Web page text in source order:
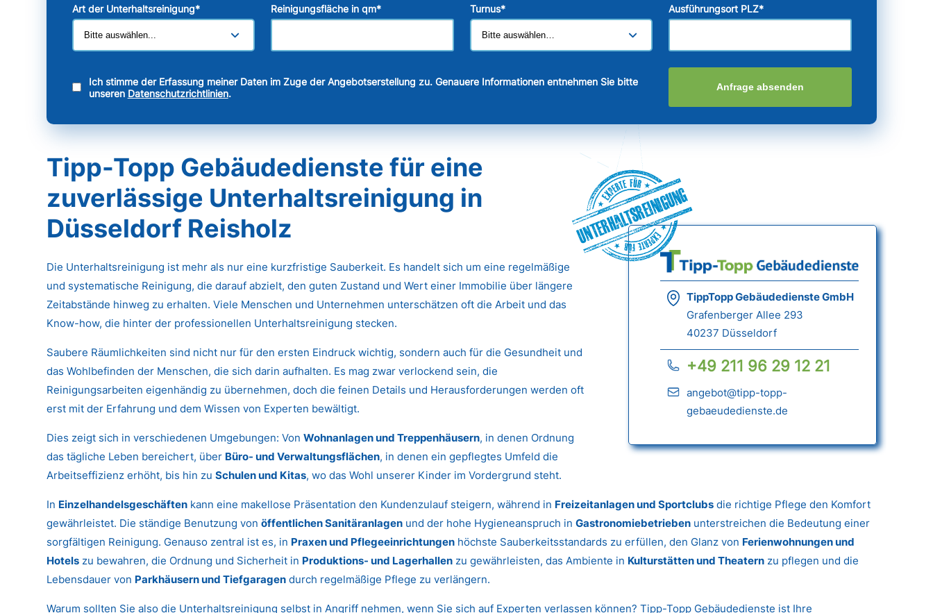
Art der Unterhaltsreinigung* Reinigungsfläche in qm* Turnus* Ausführungsort PLZ*
Ich stimme der Erfassung meiner Daten im Zuge der Angebotserstellung zu. Genauere Informationen entnehmen Sie bitte
unseren Datenschutzrichtlinien.
Anfrage absenden
Tipp-Topp Gebäudedienste für eine
zuverlässige Unterhaltsreinigung in
Düsseldorf Reisholz
Unterhaltsreinigung
TippTopp Gebäudedienste GmbH
Grafenberger Allee 293
40237 Düsseldorf
+49 211 96 29 12 21
angebot@tipp-topp-
gebaeudedienste.de
Die Unterhaltsreinigung ist mehr als nur eine kurzfristige Sauberkeit. Es handelt sich um eine regelmäßige
und systematische Reinigung, die darauf abzielt, den guten Zustand und Wert einer Immobilie über längere
Zeitabstände hinweg zu erhalten. Viele Menschen und Unternehmen unterschätzen oft die Arbeit und das
Know-how, die hinter der professionellen Unterhaltsreinigung stecken.
Saubere Räumlichkeiten sind nicht nur für den ersten Eindruck wichtig, sondern auch für die Gesundheit und
das Wohlbefinden der Menschen, die sich darin aufhalten. Es mag zwar verlockend sein, die
Reinigungsarbeiten eigenhändig zu übernehmen, doch die feinen Details und Herausforderungen werden oft
erst mit der Erfahrung und dem Wissen von Experten bewältigt.
Dies zeigt sich in verschiedenen Umgebungen: VonWohnanlagen und Treppenhäusern, in denen Ordnung
das tägliche Leben bereichert, über Büro- und Verwaltungsflächen, in denen ein gepflegtes Umfeld die
Arbeitseffizienz erhöht, bis hin zuSchulen und Kitas, wo das Wohl unserer Kinder im Vordergrund steht.
In Einzelhandelsgeschäften kann eine makellose Präsentation den Kundenzulauf steigern, während in Freizeitanlagen und Sportclubs die richtige Pflege den Komfort
gewährleistet. Die ständige Benutzung vonöffentlichen Sanitäranlagen und der hohe Hygieneanspruch inGastronomiebetrieben unterstreichen die Bedeutung einer
sorgfältigen Reinigung. Genauso zentral ist es, in Praxen und Pflegeeinrichtungen höchste Sauberkeitsstandards zu erfüllen, den Glanz von Ferienwohnungen und
Hotels zu bewahren, die Ordnung und Sicherheit in Produktions- und Lagerhallen zu gewährleisten, das Ambiente in Kulturstätten und Theatern zu pflegen und die
Lebensdauer von Parkhäusern und Tiefgaragen durch regelmäßige Pflege zu verlängern.
Warum sollten Sie also die Unterhaltsreinigung selbst in Angriff nehmen, wenn Sie sich auf Experten verlassen können? Tipp-Topp Gebäudedienste ist Ihre